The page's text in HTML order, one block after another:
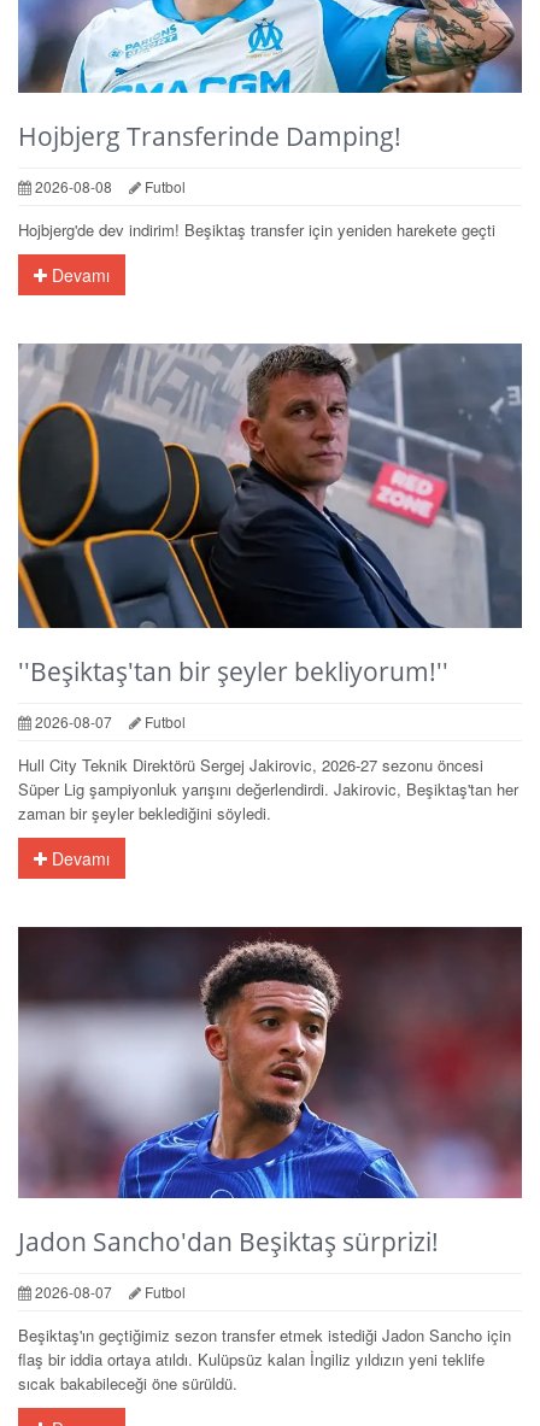
Hojbjerg Transferinde Damping!
2026-08-08 Futbol
Hojbjerg'de dev indirim! Beşiktaş transfer için yeniden harekete geçti
Devamı
''Beşiktaş'tan bir şeyler bekliyorum!''
2026-08-07 Futbol
Hull City Teknik Direktörü Sergej Jakirovic, 2026-27 sezonu öncesi
Süper Lig şampiyonluk yarışını değerlendirdi. Jakirovic, Beşiktaş'tan her
zaman bir şeyler beklediğini söyledi.
Devamı
Jadon Sancho'dan Beşiktaş sürprizi!
2026-08-07 Futbol
Beşiktaş'ın geçtiğimiz sezon transfer etmek istediği Jadon Sancho için
flaş bir iddia ortaya atıldı. Kulüpsüz kalan İngiliz yıldızın yeni teklife
sıcak bakabileceği öne sürüldü.